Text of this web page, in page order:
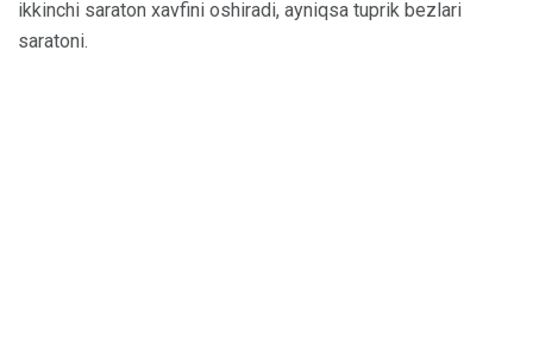
ikkinchi saraton xavfini oshiradi, ayniqsa tuprik bezlari
saratoni.